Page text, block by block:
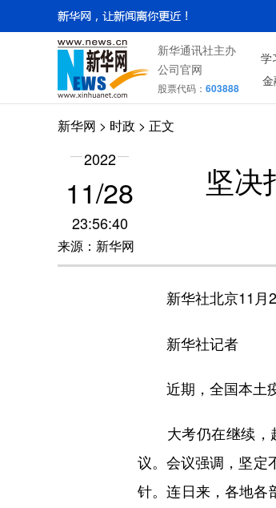
新华通讯社主办
公司官网
股票代码： 603888
学
金
新华网 > 时政 > 正文
2022
11/28
23:56:40
来源：新华网
坚
新华社北京11月
新华社记者
近期，全国本土疫
大考仍在继续，越
议。会议强调，坚定
针。连日来，各地各